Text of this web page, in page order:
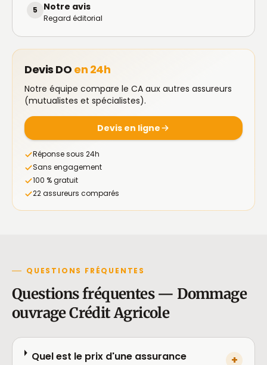
5 Notre avis
Regard éditorial
Devis DO en 24h
Notre équipe compare le CA aux autres assureurs
(mutualistes et spécialistes).
Devis en ligne
Réponse sous 24h
Sans engagement
100 % gratuit
22 assureurs comparés
QUESTIONS FRÉQUENTES
Questions fréquentes — Dommage
ouvrage Crédit Agricole
Quel est le prix d'une assurance
+